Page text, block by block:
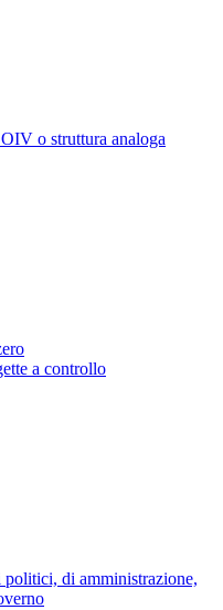
o struttura analoga
a controllo
di amministrazione,